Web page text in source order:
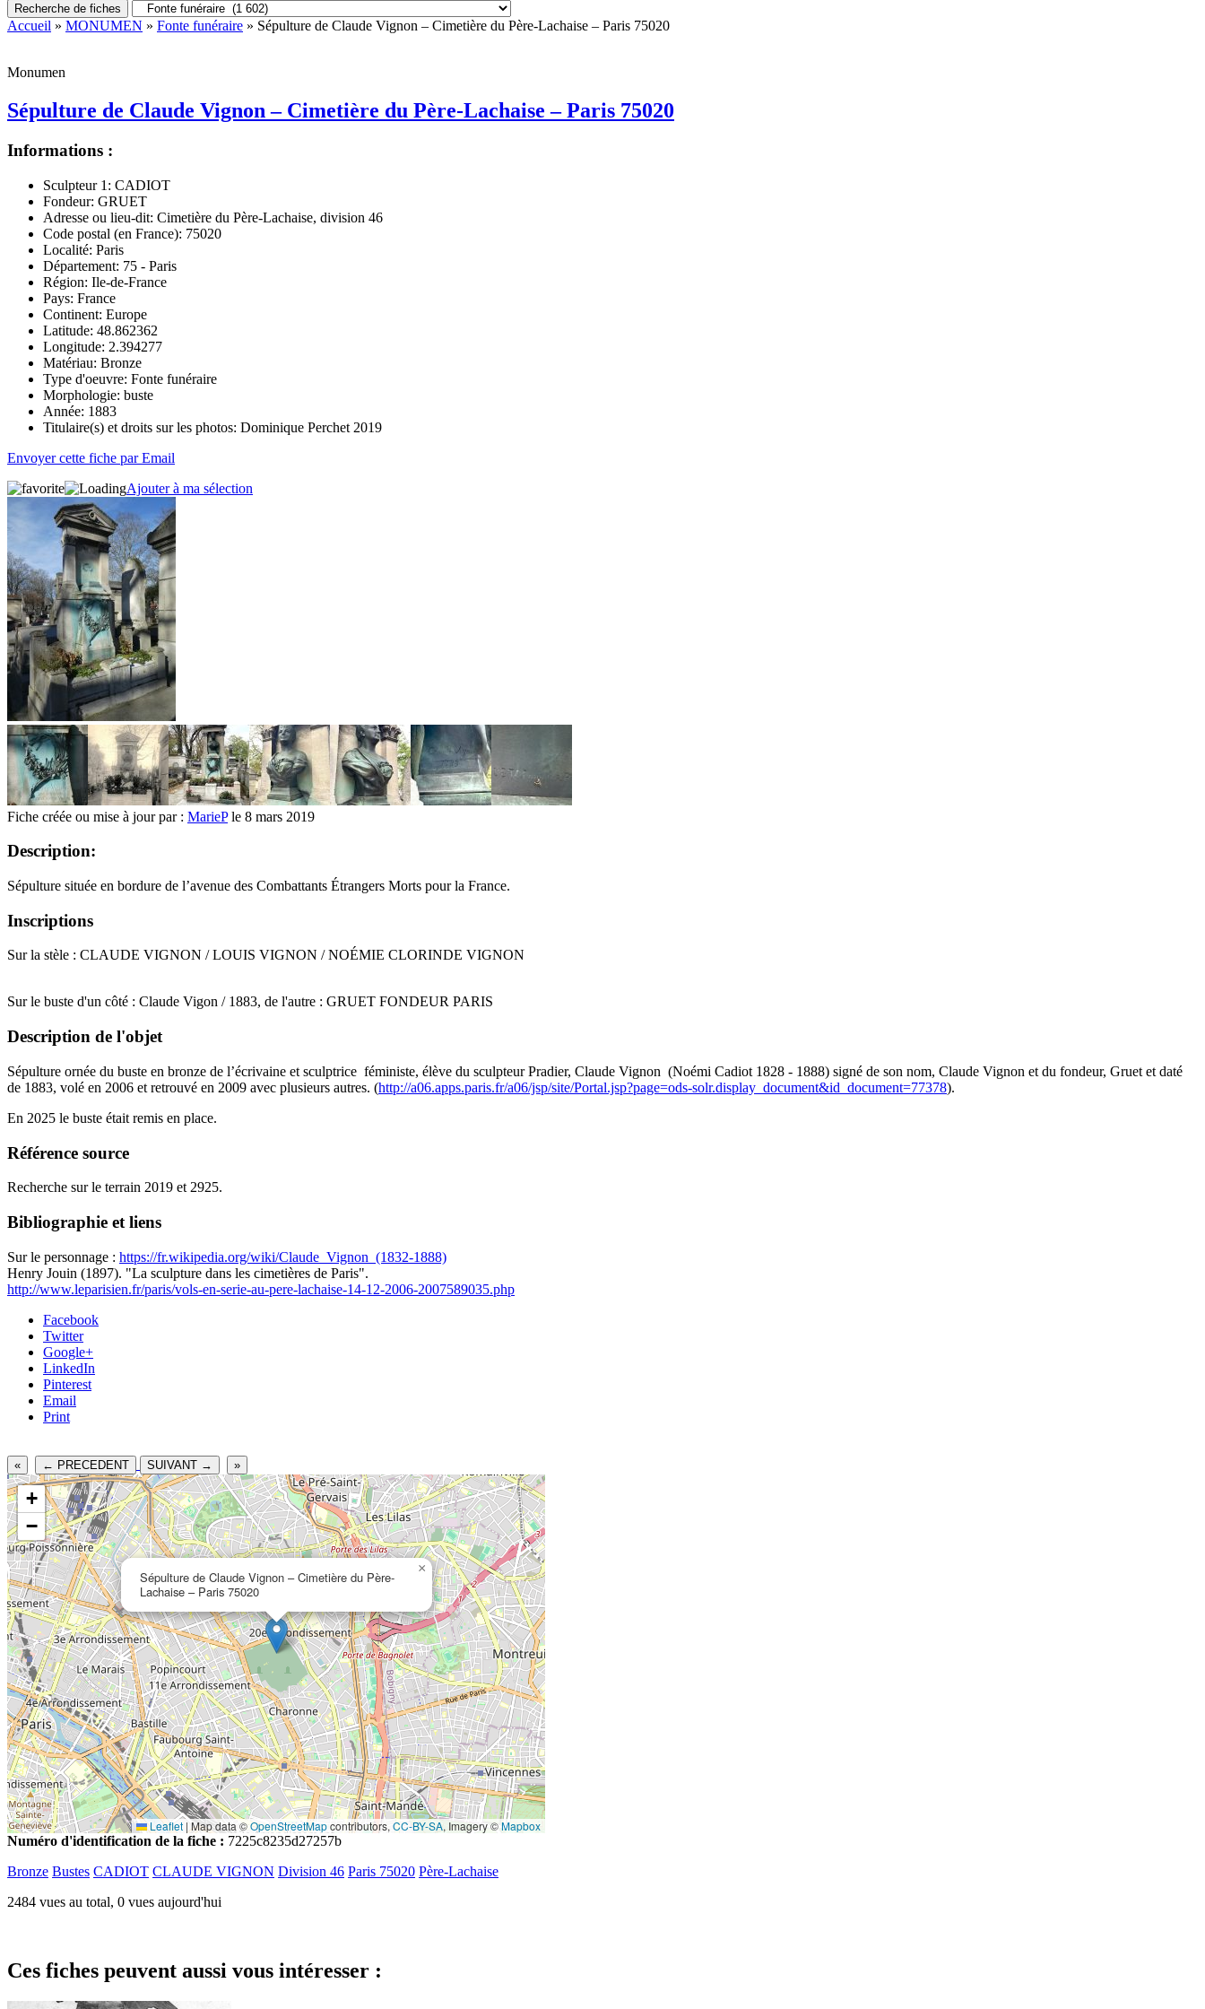
Recherche de fiches
Accueil » MONUMEN » Fonte funéraire » Sépulture de Claude Vignon – Cimetière du Père-Lachaise – Paris 75020
Monumen
Sépulture de Claude Vignon – Cimetière du Père-Lachaise – Paris 75020
Informations :
Sculpteur 1: CADIOT
Fondeur: GRUET
Adresse ou lieu-dit: Cimetière du Père-Lachaise, division 46
Code postal (en France): 75020
Localité: Paris
Département: 75 - Paris
Région: Ile-de-France
Pays: France
Continent: Europe
Latitude: 48.862362
Longitude: 2.394277
Matériau: Bronze
Type d'oeuvre: Fonte funéraire
Morphologie: buste
Année: 1883
Titulaire(s) et droits sur les photos: Dominique Perchet 2019
Envoyer cette fiche par Email
Ajouter à ma sélection
Fiche créée ou mise à jour par : MariePle 8 mars 2019
Description:
Sépulture située en bordure de l’avenue des Combattants Étrangers Morts pour la France.
Inscriptions
Sur la stèle : CLAUDE VIGNON / LOUIS VIGNON / NOÉMIE CLORINDE VIGNON
Sur le buste d'un côté : Claude Vigon / 1883, de l'autre : GRUET FONDEUR PARIS
Description de l'objet
Sépulture ornée du buste en bronze de l’écrivaine et sculptrice féministe, élève du sculpteur Pradier, Claude Vignon (Noémi Cadiot 1828 - 1888) signé de son nom, Claude Vignon et du fondeur, Gruet et daté
de 1883, volé en 2006 et retrouvé en 2009 avec plusieurs autres. (http://a06.apps.paris.fr/a06/jsp/site/Portal.jsp?page=ods-solr.display_document&id_document=77378).
En 2025 le buste était remis en place.
Référence source
Recherche sur le terrain 2019 et 2925.
Bibliographie et liens
Sur le personnage : https://fr.wikipedia.org/wiki/Claude_Vignon_(1832-1888)
Henry Jouin (1897). "La sculpture dans les cimetières de Paris".
http://www.leparisien.fr/paris/vols-en-serie-au-pere-lachaise-14-12-2006-2007589035.php
Facebook
Twitter
Google+
LinkedIn
Pinterest
Email
Print
« ← PRECEDENT SUIVANT → »
Sépulture de Claude Vignon – Cimetière du Père-
Lachaise – Paris 75020
×
+
−
Leaflet |Map data ©OpenStreetMapcontributors, CC-BY-SA, Imagery ©Mapbox
Numéro d'identification de la fiche : 7225c8235d27257b
Bronze Bustes CADIOT CLAUDE VIGNON Division 46 Paris 75020 Père-Lachaise
2484 vues au total, 0 vues aujourd'hui
Ces fiches peuvent aussi vous intéresser :